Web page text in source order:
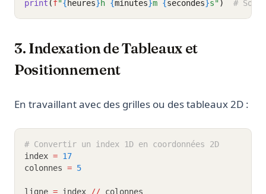
print (f"{heures}h {minutes}m {secondes}s") #
3. Indexation de Tableaux et
Positionnement
En travaillant avec des grilles ou des tableaux 2D :
# Convertir un index 1D en coordonnées 2D
index = 17
colonnes = 5
ligne = index // colonnes